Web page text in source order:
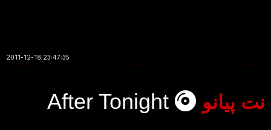
2011-12-18 23:47:35
After Tonight نت پیانو